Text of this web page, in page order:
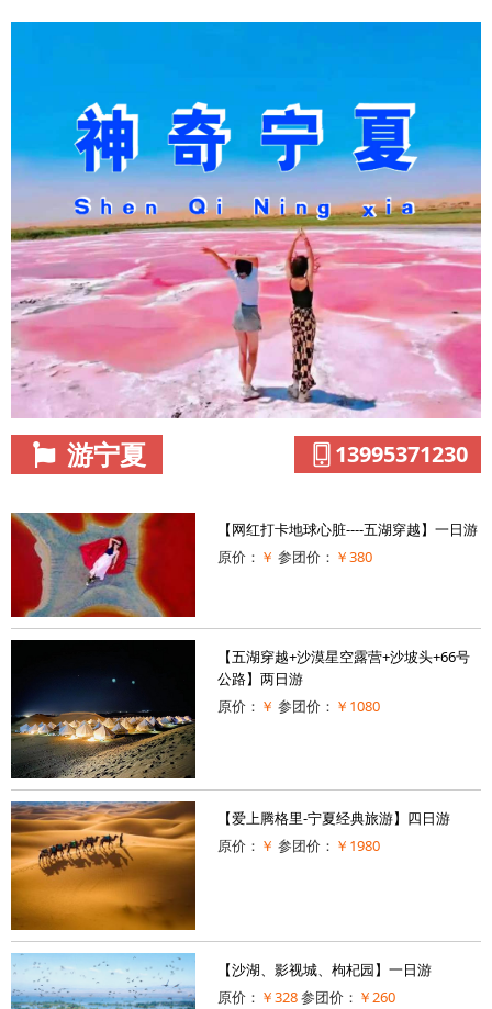
游宁夏 13995371230
【网红打卡地球心脏----五湖穿越】一日游
原价： ￥ 参团价： ￥380
【五湖穿越+沙漠星空露营+沙坡头+66号
公路】两日游
原价： ￥ 参团价： ￥1080
【爱上腾格里-宁夏经典旅游】四日游
原价： ￥ 参团价： ￥1980
【沙湖、影视城、枸杞园】一日游
原价： ￥328参团价： ￥260